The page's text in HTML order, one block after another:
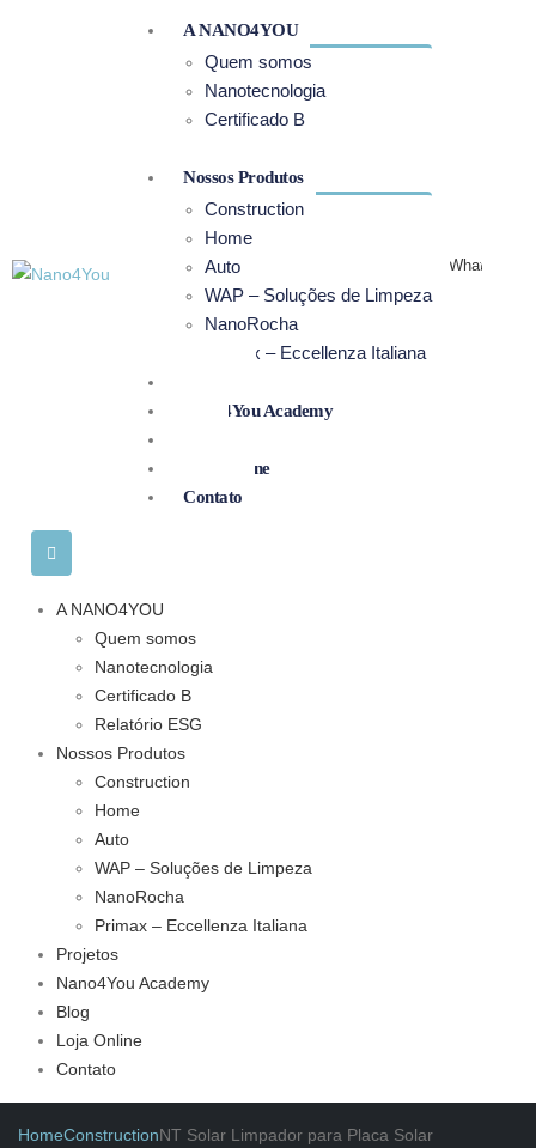
A NANO4YOU
Quem somos
Nanotecnologia
Certificado B
Nossos Produtos
Construction
Home
Auto
WAP – Soluções de Limpeza
NanoRocha
Primax – Eccellenza Italiana
Nano4You Academy
Loja Online
Contato
WhatsApp
A NANO4YOU
Quem somos
Nanotecnologia
Certificado B
Relatório ESG
Nossos Produtos
Construction
Home
Auto
WAP – Soluções de Limpeza
NanoRocha
Primax – Eccellenza Italiana
Projetos
Nano4You Academy
Blog
Loja Online
Contato
HomeConstructionNT Solar Limpador para Placa Solar